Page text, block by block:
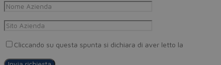
Cliccando su questa spunta si dichiara di aver letto la